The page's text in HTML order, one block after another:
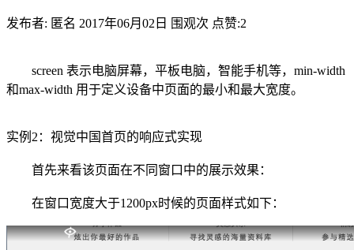
发布者: 匿名 2017年06月02日 围观次 点赞:2
screen 表示电脑屏幕，平板电脑，智能手机等，min-width
和max-width 用于定义设备中页面的最小和最大宽度。
实例2：视觉中国首页的响应式实现
首先来看该页面在不同窗口中的展示效果：
在窗口宽度大于1200px时候的页面样式如下：